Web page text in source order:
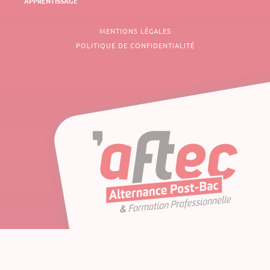
MENTIONS LÉGALES
POLITIQUE DE CONFIDENTIALITÉ